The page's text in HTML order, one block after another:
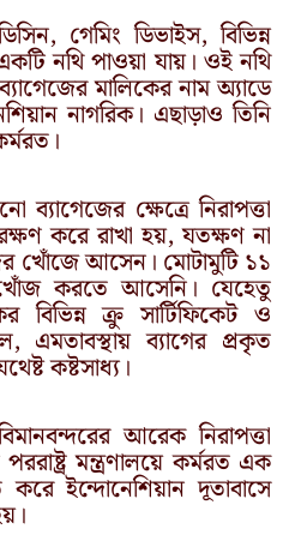
গেমিং ডিভাইস, বিভিন্ন
নথি পাওয়া যায়। ওই নথি
মালিকের নাম অ্যাডে
নাগরিক। এছাড়াও তিনি
ব্যাগেজের ক্ষেত্রে নিরাপত্তা
করে রাখা হয়, যতক্ষণ না
খোঁজে আসেন। মোটামুটি ১১
করতে আসেনি। যেহেতু
বিভিন্ন ক্রু সার্টিফিকেট ও
এমতাবস্থায় ব্যাগের প্রকৃত
কষ্টসাধ্য।
আরেক নিরাপত্তা
মন্ত্রণালয়ে কর্মরত এক
ইন্দোনেশিয়ান দূতাবাসে